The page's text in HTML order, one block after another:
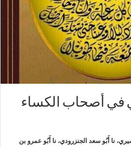
في أصحاب الكساء
نا أَبُو سعد الجنزرودي، نا أَبُو عمرو بن